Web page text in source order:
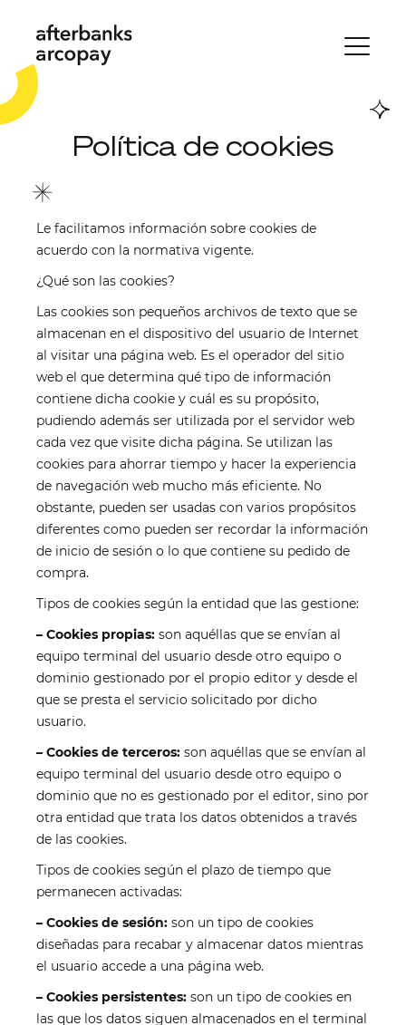
Política de cookies
Le facilitamos información sobre cookies de
acuerdo con la normativa vigente.
¿Qué son las cookies?
Las cookies son pequeños archivos de texto que se
almacenan en el dispositivo del usuario de Internet
al visitar una página web. Es el operador del sitio
web el que determina qué tipo de información
contiene dicha cookie y cuál es su propósito,
pudiendo además ser utilizada por el servidor web
cada vez que visite dicha página. Se utilizan las
cookies para ahorrar tiempo y hacer la experiencia
de navegación web mucho más eficiente. No
obstante, pueden ser usadas con varios propósitos
diferentes como pueden ser recordar la información
de inicio de sesión o lo que contiene su pedido de
compra.
Tipos de cookies según la entidad que las gestione:
– Cookies propias: son aquéllas que se envían al
equipo terminal del usuario desde otro equipo o
dominio gestionado por el propio editor y desde el
que se presta el servicio solicitado por dicho
usuario.
– Cookies de terceros: son aquéllas que se envían al
equipo terminal del usuario desde otro equipo o
dominio que no es gestionado por el editor, sino por
otra entidad que trata los datos obtenidos a través
de las cookies.
Tipos de cookies según el plazo de tiempo que
permanecen activadas:
– Cookies de sesión: son un tipo de cookies
diseñadas para recabar y almacenar datos mientras
el usuario accede a una página web.
– Cookies persistentes: son un tipo de cookies en
las que los datos siguen almacenados en el terminal